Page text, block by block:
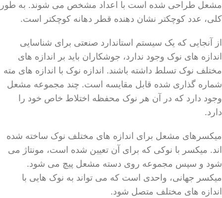
مشعل طراحی شده است با اعداد مشخص می شوند. به طور
کلی، عدد کوچکتر نشان دهنده قطر دهانه کوچکتر است.
از آنجایی که یک سیستم استاندارد صنعتی برای شناسایی
اندازه های نوک وجود ندارد، جوشکاران باید بر اندازه های
مختلف نوک تسلط داشته باشند. اندازه نوک با اندازه های مته
شماره گذاری شده قابل مقایسه است. چند مجموعه مشعل
وجود دارد که در آن هر نوک محفظه اختلاط خاص خود را
دارد.
میکسرهای مشعل برای اندازه های مختلف نوک ساخته شده
اند. میکسر با نوکی که برای آن تعیین شده است، مونتاژ می
شود و سپس مجموعه روی دسته مشعل پیچ می شود.
میکسر جهانی، واحدی است که می تواند به نوک هایی با
اندازه های مختلف متصل شود.